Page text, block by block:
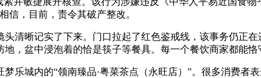
信，目前，责令其破产整改。
晰记实了下来。门口拉起了红色鉴戒线，该事务仍正在
，盆中浸泡着的恰是筷子等餐具。每一个餐饮商家都能恪
城内的“领南臻品·粤菜茶点（永旺店）”。很多消费者表